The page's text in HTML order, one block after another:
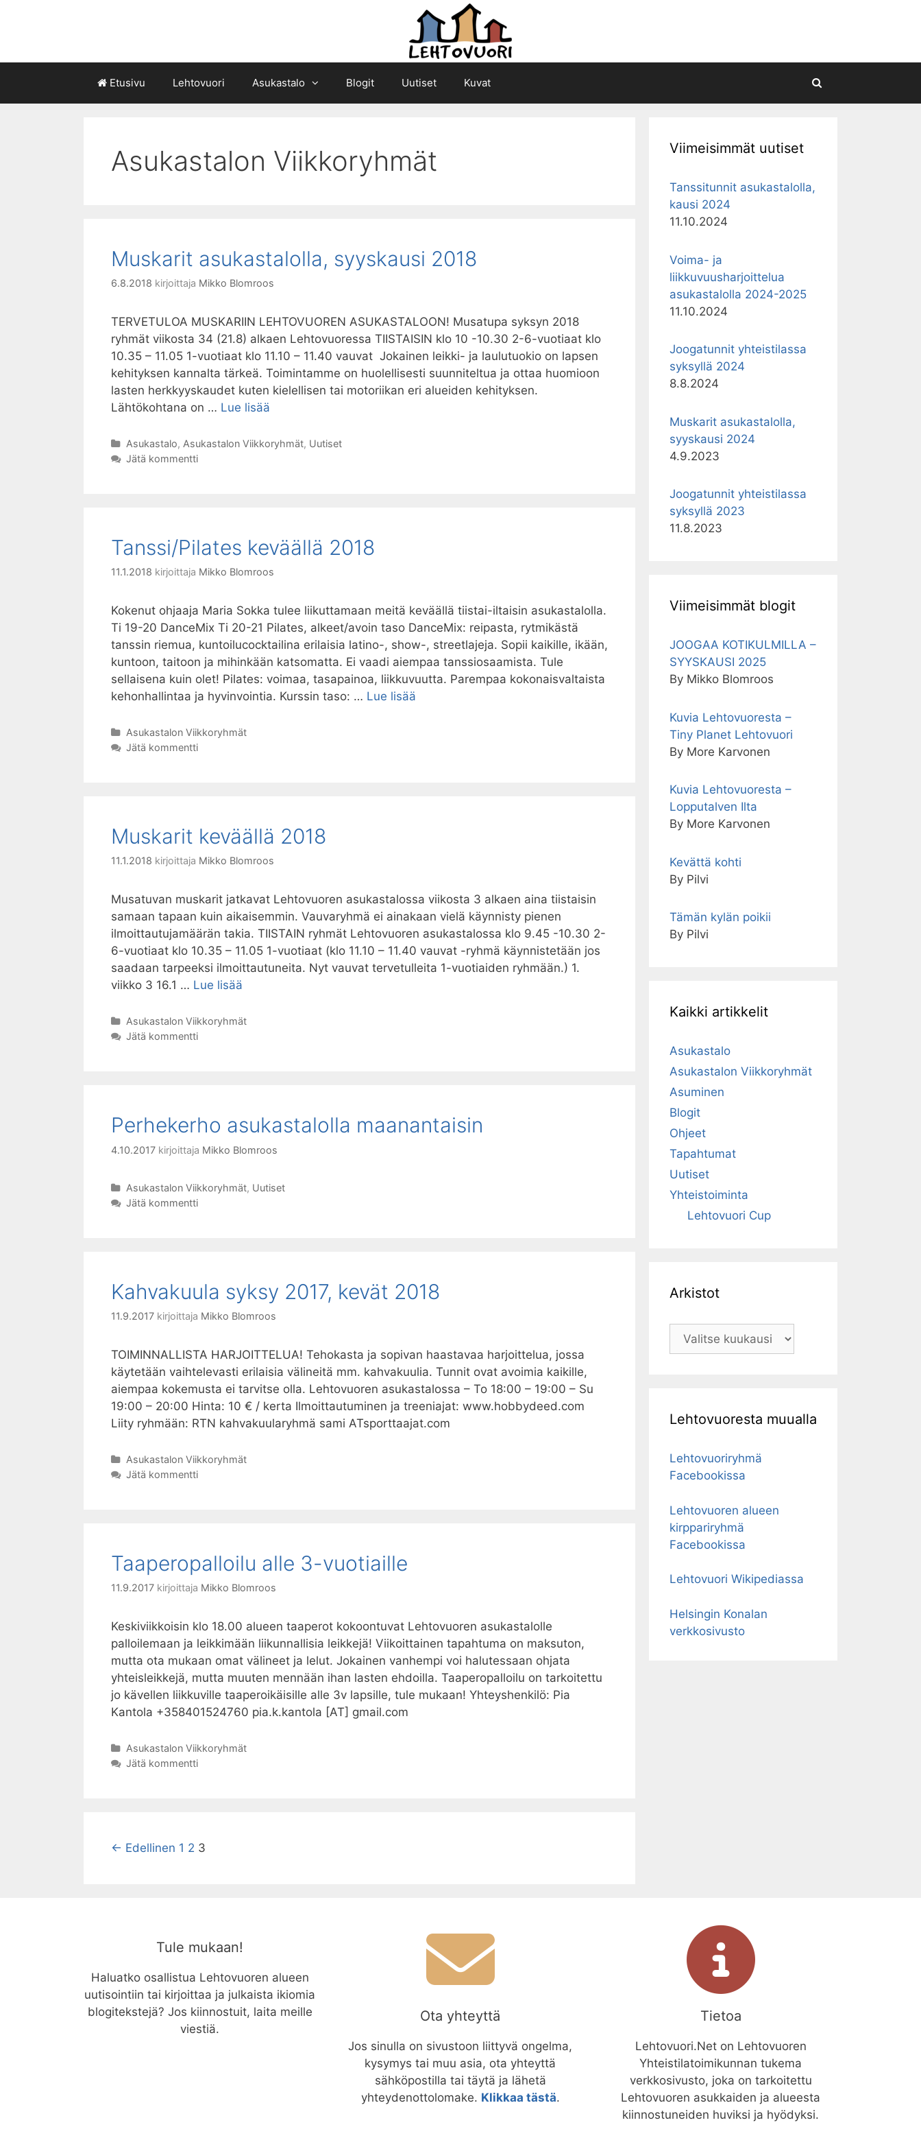
Etusivu Lehtovuori Asukastalo Blogit Uutiset Kuvat
Asukastalon Viikkoryhmät
Muskarit asukastalolla, syyskausi 2018
6.8.2018 kirjoittaja Mikko Blomroos
TERVETULOA MUSKARIIN LEHTOVUOREN ASUKASTALOON! Musatupa syksyn 2018
ryhmät viikosta 34 (21.8) alkaen Lehtovuoressa TIISTAISIN klo 10 -10.30 2-6-vuotiaat klo
10.35 – 11.05 1-vuotiaat klo 11.10 – 11.40 vauvat Jokainen leikki- ja laulutuokio on lapsen
kehityksen kannalta tärkeä. Toimintamme on huolellisesti suunniteltua ja ottaa huomioon
lasten herkkyyskaudet kuten kielellisen tai motoriikan eri alueiden kehityksen.
Lähtökohtana on … Lue lisää
syyskausi
Kategoriat
Asukastalo, Asukastalon Viikkoryhmät, Uutiset
Jätä kommentti
Tanssi/Pilates keväällä 2018
11.1.2018 kirjoittaja Mikko Blomroos
Kokenut ohjaaja Maria Sokka tulee liikuttamaan meitä keväällä tiistai-iltaisin asukastalolla.
Ti 19-20 DanceMix Ti 20-21 Pilates, alkeet/avoin taso DanceMix: reipasta, rytmikästä
tanssin riemua, kuntoilucocktailina erilaisia latino-, show-, streetlajeja. Sopii kaikille, ikään,
kuntoon, taitoon ja mihinkään katsomatta. Ei vaadi aiempaa tanssiosaamista. Tule
sellaisena kuin olet! Pilates: voimaa, tasapainoa, liikkuvuutta. Parempaa kokonaisvaltaista
kehonhallintaa ja hyvinvointia. Kurssin taso: … Lue lisää
Kategoriat
Asukastalon Viikkoryhmät
Jätä kommentti
Muskarit keväällä 2018
11.1.2018 kirjoittaja Mikko Blomroos
Musatuvan muskarit jatkavat Lehtovuoren asukastalossa viikosta 3 alkaen aina tiistaisin
samaan tapaan kuin aikaisemmin. Vauvaryhmä ei ainakaan vielä käynnisty pienen
ilmoittautujamäärän takia. TIISTAIN ryhmät Lehtovuoren asukastalossa klo 9.45 -10.30 2-
6-vuotiaat klo 10.35 – 11.05 1-vuotiaat (klo 11.10 – 11.40 vauvat -ryhmä käynnistetään jos
saadaan tarpeeksi ilmoittautuneita. Nyt vauvat tervetulleita 1-vuotiaiden ryhmään.) 1.
viikko 3 16.1 … Lue lisää
2018
Kategoriat
Asukastalon Viikkoryhmät
Jätä kommentti
Perhekerho asukastalolla maanantaisin
4.10.2017 kirjoittaja Mikko Blomroos
Kategoriat
Asukastalon Viikkoryhmät, Uutiset
Jätä kommentti
Kahvakuula syksy 2017, kevät 2018
11.9.2017 kirjoittaja Mikko Blomroos
TOIMINNALLISTA HARJOITTELUA! Tehokasta ja sopivan haastavaa harjoittelua, jossa
käytetään vaihtelevasti erilaisia välineitä mm. kahvakuulia. Tunnit ovat avoimia kaikille,
aiempaa kokemusta ei tarvitse olla. Lehtovuoren asukastalossa – To 18:00 – 19:00 – Su
19:00 – 20:00 Hinta: 10 € / kerta Ilmoittautuminen ja treeniajat: www.hobbydeed.com
Liity ryhmään: RTN kahvakuularyhmä sami ATsporttaajat.com
Kategoriat
Asukastalon Viikkoryhmät
Jätä kommentti
Taaperopalloilu alle 3-vuotiaille
11.9.2017 kirjoittaja Mikko Blomroos
Keskiviikkoisin klo 18.00 alueen taaperot kokoontuvat Lehtovuoren asukastalolle
palloilemaan ja leikkimään liikunnallisia leikkejä! Viikoittainen tapahtuma on maksuton,
mutta ota mukaan omat välineet ja lelut. Jokainen vanhempi voi halutessaan ohjata
yhteisleikkejä, mutta muuten mennään ihan lasten ehdoilla. Taaperopalloilu on tarkoitettu
jo kävellen liikkuville taaperoikäisille alle 3v lapsille, tule mukaan! Yhteyshenkilö: Pia
Kantola +358401524760 pia.k.kantola [AT] gmail.com
Kategoriat
Asukastalon Viikkoryhmät
Jätä kommentti
Artikkelien
← Edellinen 1 2 3
Viimeisimmät uutiset
Tanssitunnit asukastalolla,
kausi 2024
11.10.2024
Voima- ja
liikkuvuusharjoittelua
asukastalolla 2024-2025
11.10.2024
Joogatunnit yhteistilassa
syksyllä 2024
8.8.2024
Muskarit asukastalolla,
syyskausi 2024
4.9.2023
Joogatunnit yhteistilassa
syksyllä 2023
11.8.2023
Viimeisimmät blogit
JOOGAA KOTIKULMILLA –
SYYSKAUSI 2025
By Mikko Blomroos
Kuvia Lehtovuoresta –
Tiny Planet Lehtovuori
By More Karvonen
Kuvia Lehtovuoresta –
Lopputalven Ilta
By More Karvonen
Kevättä kohti
By Pilvi
Tämän kylän poikii
By Pilvi
Kaikki artikkelit
Asukastalo
Asukastalon Viikkoryhmät
Asuminen
Blogit
Ohjeet
Tapahtumat
Uutiset
Yhteistoiminta
Lehtovuori Cup
Arkistot
Arkistot
Lehtovuoresta muualla
Lehtovuoriryhmä
Facebookissa
Lehtovuoren alueen
kirppariryhmä
Facebookissa
Lehtovuori Wikipediassa
Helsingin Konalan
verkkosivusto
Tule mukaan!
Haluatko osallistua Lehtovuoren alueen
uutisointiin tai kirjoittaa ja julkaista ikiomia
blogitekstejä? Jos kiinnostuit, laita meille
viestiä.
Ota yhteyttä
Jos sinulla on sivustoon liittyvä ongelma,
kysymys tai muu asia, ota yhteyttä
sähköpostilla tai täytä ja lähetä
yhteydenottolomake. Klikkaa tästä.
Tietoa
Lehtovuori.Net on Lehtovuoren
Yhteistilatoimikunnan tukema
verkkosivusto, joka on tarkoitettu
Lehtovuoren asukkaiden ja alueesta
kiinnostuneiden huviksi ja hyödyksi.